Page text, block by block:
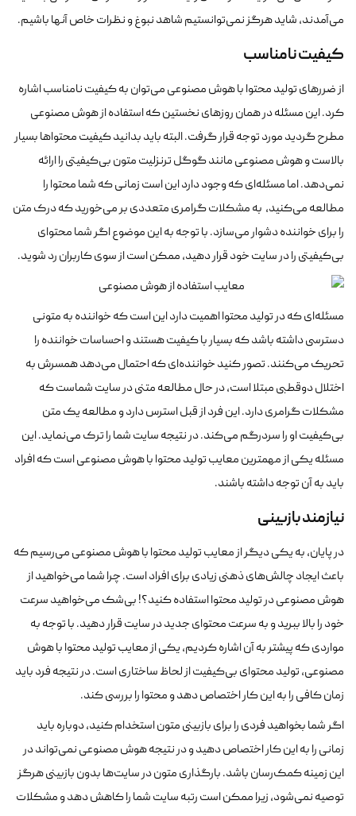
می‌آمدند، شاید هرگز نمی‌توانستیم شاهد نبوغ و نظرات خاص آنها باشیم.
کیفیت نامناسب
از ضررهای تولید محتوا با هوش مصنوعی می‌توان به کیفیت نامناسب اشاره
کرد. این مسئله در همان روزهای نخستین که استفاده از هوش مصنوعی
مطرح گردید مورد توجه قرار گرفت. البته باید بدانید کیفیت محتواها بسیار
بالاست و هوش مصنوعی مانند گوگل ترنزلیت متون بی‌کیفیتی را ارائه
نمی‌دهد. اما مسئله‌ای که وجود دارد این است زمانی که شما محتوا را
مطالعه می‌کنید، به مشکلات گرامری متعددی بر می‌خورید که درک متن
را برای خواننده دشوار می‌سازد. با توجه به این موضوع اگر شما محتوای
بی‌کیفیتی را در سایت خود قرار دهید، ممکن است از سوی کاربران رد شوید.
مسئله‌ای که در تولید محتوا اهمیت دارد این است که خواننده به متونی
دسترسی داشته باشد که بسیار با کیفیت هستند و احساسات خواننده را
تحریک می‌کنند. تصور کنید خواننده‌ای که احتمال می‌دهد همسرش به
اختلال دوقطبی مبتلا است، در حال مطالعه متنی در سایت شماست که
مشکلات گرامری دارد. این فرد از قبل استرس دارد و مطالعه یک متن
بی‌کیفیت او را سردرگم می‌کند. در نتیجه سایت شما را ترک می‌نماید. این
مسئله یکی از مهمترین معایب تولید محتوا با هوش مصنوعی است که افراد
باید به آن توجه داشته باشند.
نیازمند بازبینی
در پایان، به یکی دیگر از معایب تولید محتوا با هوش مصنوعی می‌رسیم که
باعث ایجاد چالش‌های ذهنی زیادی برای افراد است. چرا شما می‌خواهید از
هوش مصنوعی در تولید محتوا استفاده کنید؟! بی‌شک می‌خواهید سرعت
خود را بالا ببرید و به سرعت محتوای جدید در سایت قرار دهید. با توجه به
مواردی که پیشتر به آن اشاره کردیم، یکی از معایب تولید محتوا با هوش
مصنوعی، تولید محتوای بی‌کیفیت از لحاظ ساختاری است. در نتیجه فرد باید
زمان کافی را به این کار اختصاص دهد و محتوا را بررسی کند.
اگر شما بخواهید فردی را برای بازبینی متون استخدام کنید، دوباره باید
زمانی را به این کار اختصاص دهید و در نتیجه هوش مصنوعی نمی‌تواند در
این زمینه کمک‌رسان باشد. بارگذاری متون در سایت‌ها بدون بازبینی هرگز
توصیه نمی‌شود، زیرا ممکن است رتبه سایت شما را کاهش دهد و مشکلات